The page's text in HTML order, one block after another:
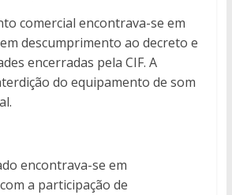
comercial encontrava-se em
descumprimento ao decreto e
encerradas pela CIF. A
do equipamento de som
encontrava-se em
a participação de